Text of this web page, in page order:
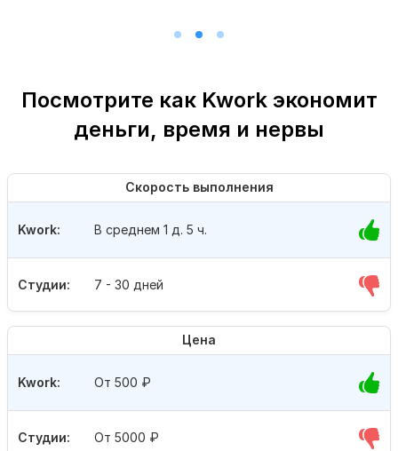
Посмотрите как Kwork экономит
деньги, время и нервы
Скорость выполнения
Студии: 7 - 30 дней
Kwork: В среднем 1 д. 5 ч.
Цена
Студии: От 5000 ₽
Kwork: От 500 ₽